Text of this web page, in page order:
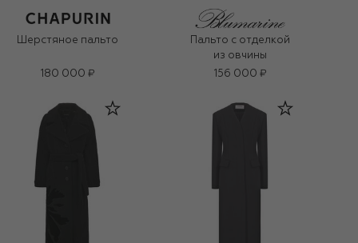
Шерстяное пальто
180 000 ₽
Пальто с отделкой
из овчины
156 000 ₽